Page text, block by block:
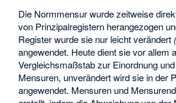
Die Normmensur wurde zeitweise
von Prinzipalregistern herangezogen
Register wurde sie nur leicht verändert
angewendet. Heute dient sie vor allem
Vergleichsmaßstab zur Einordnung
Mensuren, unverändert wird sie in der
angewendet. Mensuren und